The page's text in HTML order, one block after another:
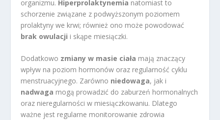
organizmu. Hiperprolaktynemia natomiast to
schorzenie związane z podwyższonym poziomem
prolaktyny we krwi; również ono może powodować
brak owulacji i skąpe miesiączki.
Dodatkowo zmiany w masie ciała mają znaczący
wpływ na poziom hormonów oraz regularność cyklu
menstruacyjnego. Zarówno niedowaga, jak i
nadwaga mogą prowadzić do zaburzeń hormonalnych
oraz nieregularności w miesiączkowaniu. Dlatego
ważne jest regularne monitorowanie zdrowia